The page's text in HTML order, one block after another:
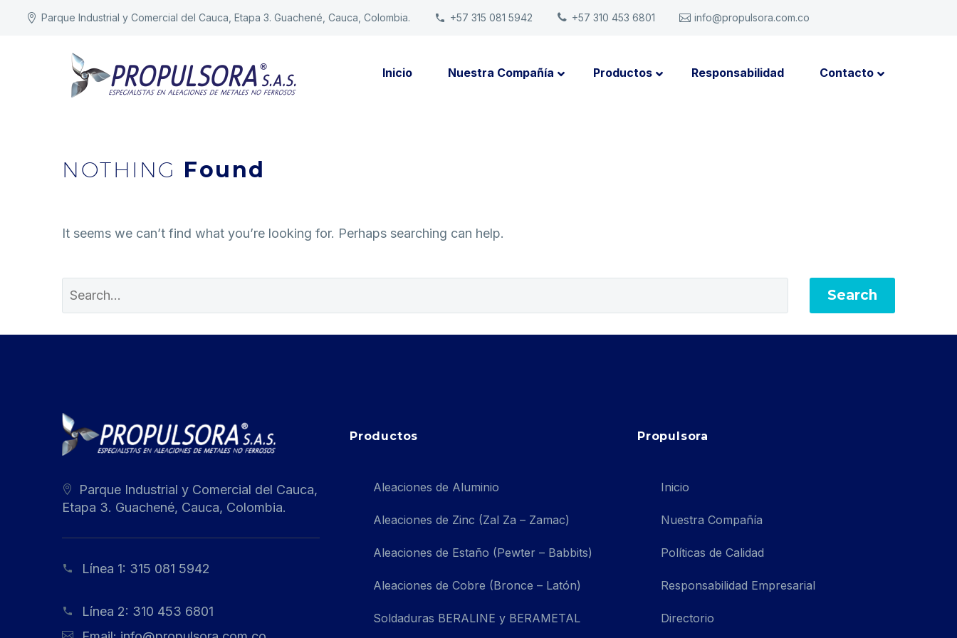
Parque Industrial y Comercial del Cauca, Etapa 3. Guachené, Cauca, Colombia. +57 315 081 5942 +57 310 453 6801 info@propulsora.com.co
Inicio Nuestra Compañía Productos Responsabilidad Contacto
NOTHING Found
It seems we can’t find what you’re looking for. Perhaps searching can help.
Search
Parque Industrial y Comercial del Cauca,
Etapa 3. Guachené, Cauca, Colombia.
Línea 1: 315 081 5942
Línea 2: 310 453 6801
Productos
Aleaciones de Aluminio
Aleaciones de Zinc (Zal Za – Zamac)
Aleaciones de Estaño (Pewter – Babbits)
Aleaciones de Cobre (Bronce – Latón)
Soldaduras BERALINE y BERAMETAL
Propulsora
Inicio
Nuestra Compañía
Políticas de Calidad
Responsabilidad Empresarial
Directorio